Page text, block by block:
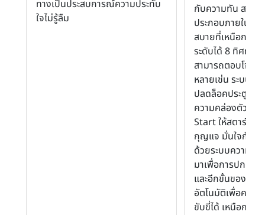
ทางเป็นประสบการณ์ความประทับ
ใจไม่รู้ลืม
กับความทัน สมัย
ประกอบภายในที่ใ
สบายที่เหนือกว่า
ระดับได้ 8 ทิศทาง
สามารถตอบโจทย์
หลายเช่น ระบบ
ปลดล็อคประตูเมื่อ
ความคล่องตัวด้ว
Start ให้สตาร์ทรถ
กุญแจ มั่นใจกับทุ
ด้วยระบบความป
มาเพื่อการปกป้อ
และอีกขั้นของเท
อัตโนมัติเพื่อควบ
ขับขี่ได้ เหนือกว่า